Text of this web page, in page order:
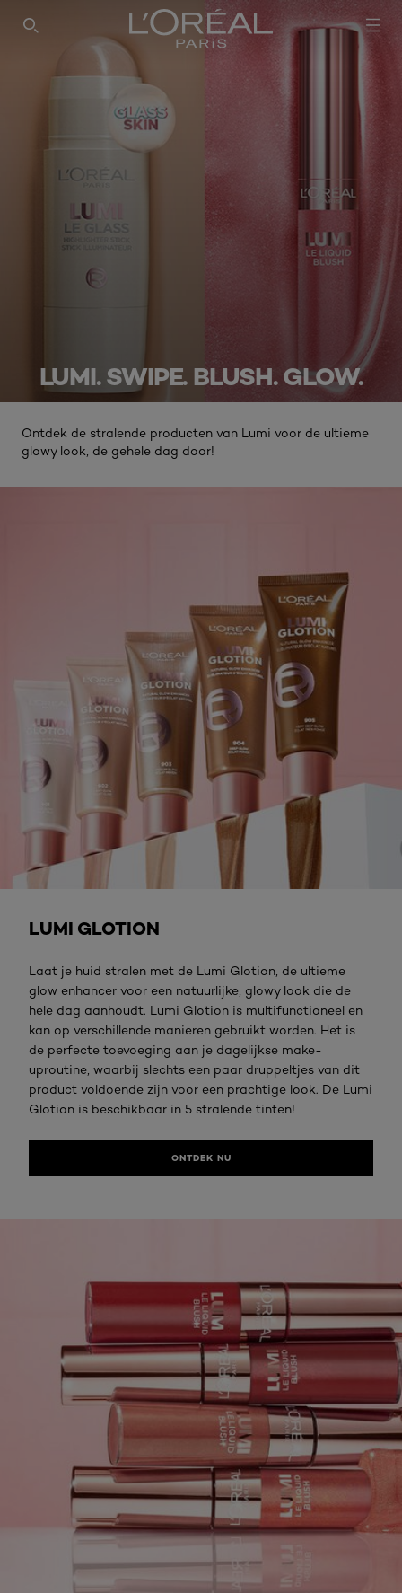
SEARCH THIS SITE
LUMI. SWIPE. BLUSH. GLOW.
Ontdek de stralende producten van Lumi voor de ultieme
glowy look, de gehele dag door!
LUMI GLOTION​
Laat je huid stralen met de Lumi Glotion, de ultieme
glow enhancer voor een natuurlijke, glowy look die de
hele dag aanhoudt. Lumi Glotion is multifunctioneel en
kan op verschillende manieren gebruikt worden. Het is
de perfecte toevoeging aan je dagelijkse make-
uproutine, waarbij slechts een paar druppeltjes van dit
product voldoende zijn voor een prachtige look. De Lumi
Glotion is beschikbaar in 5 stralende tinten!​
ONTDEK NU